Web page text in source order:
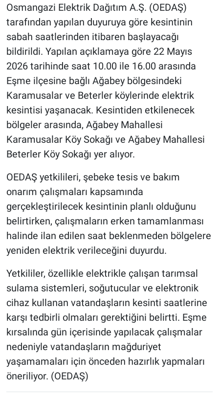
Osmangazi Elektrik Dağıtım A.Ş. (OEDAŞ)
tarafından yapılan duyuruya göre kesintinin
sabah saatlerinden itibaren başlayacağı
bildirildi. Yapılan açıklamaya göre 22 Mayıs
2026 tarihinde saat 10.00 ile 16.00 arasında
Eşme ilçesine bağlı Ağabey bölgesindeki
Karamusalar ve Beterler köylerinde elektrik
kesintisi yaşanacak. Kesintiden etkilenecek
bölgeler arasında, Ağabey Mahallesi
Karamusalar Köy Sokağı ve Ağabey Mahallesi
Beterler Köy Sokağı yer alıyor.
OEDAŞ yetkilileri, şebeke tesis ve bakım
onarım çalışmaları kapsamında
gerçekleştirilecek kesintinin planlı olduğunu
belirtirken, çalışmaların erken tamamlanması
halinde ilan edilen saat beklenmeden bölgelere
yeniden elektrik verileceğini duyurdu.
Yetkililer, özellikle elektrikle çalışan tarımsal
sulama sistemleri, soğutucular ve elektronik
cihaz kullanan vatandaşların kesinti saatlerine
karşı tedbirli olmaları gerektiğini belirtti. Eşme
kırsalında gün içerisinde yapılacak çalışmalar
nedeniyle vatandaşların mağduriyet
yaşamamaları için önceden hazırlık yapmaları
öneriliyor. (OEDAŞ)